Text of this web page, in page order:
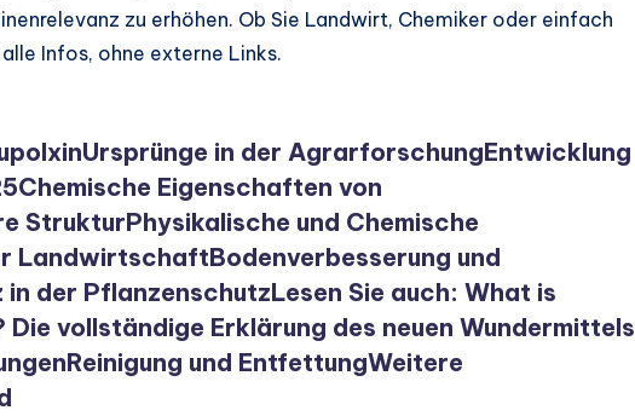
zu erhöhen. Ob Sie Landwirt, Chemiker oder einfach
Infos, ohne externe Links.
Ursprünge in der AgrarforschungEntwicklung
Chemische Eigenschaften von
StrukturPhysikalische und Chemische
LandwirtschaftBodenverbesserung und
in der PflanzenschutzLesen Sie auch: What is
vollständige Erklärung des neuen Wundermittels
Reinigung und EntfettungWeitere